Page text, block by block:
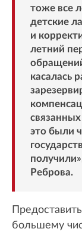
тоже все
детские
и
летний
касалась
это были
Реброва.
большему